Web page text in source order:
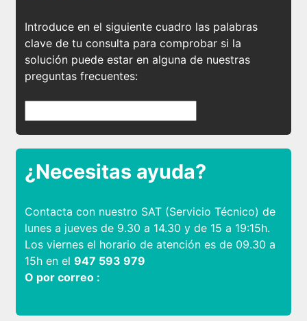
Introduce en el siguiente cuadro las palabras
clave de tu consulta para comprobar si la
solución puede estar en alguna de nuestras
preguntas frecuentes:
¿Necesitas ayuda?
Contacta con nuestro SAT (Servicio Técnico) de
lunes a jueves de 9.30 a 14.30 y de 15 a 19:15h.
Los viernes el horario de atención es de 09.30 a
15h en el 947 593 979
O por correo :